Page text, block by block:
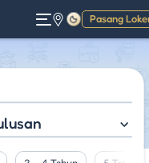
Pasang
Gelap